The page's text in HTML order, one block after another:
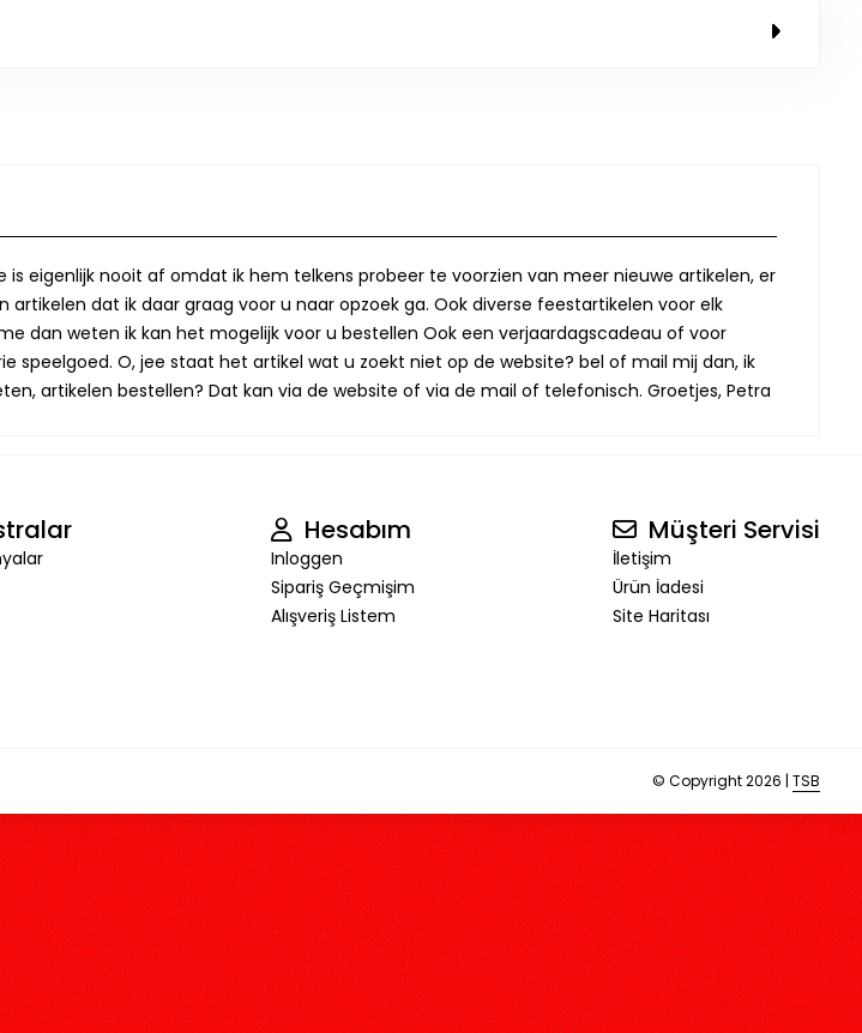
is eigenlijk nooit af omdat ik hem telkens probeer te voorzien van meer nieuwe artikelen, er
dat ik daar graag voor u naar opzoek ga. Ook diverse feestartikelen voor elk
dan weten ik kan het mogelijk voor u bestellen Ook een verjaardagscadeau of voor
speelgoed. O, jee staat het artikel wat u zoekt niet op de website? bel of mail mij dan, ik
artikelen bestellen? Dat kan via de website of via de mail of telefonisch. Groetjes, Petra
Hesabım
Inloggen
Sipariş Geçmişim
Alışveriş Listem
Müşteri Servisi
İletişim
Ürün İadesi
Site Haritası
© Copyright 2026 | TSB